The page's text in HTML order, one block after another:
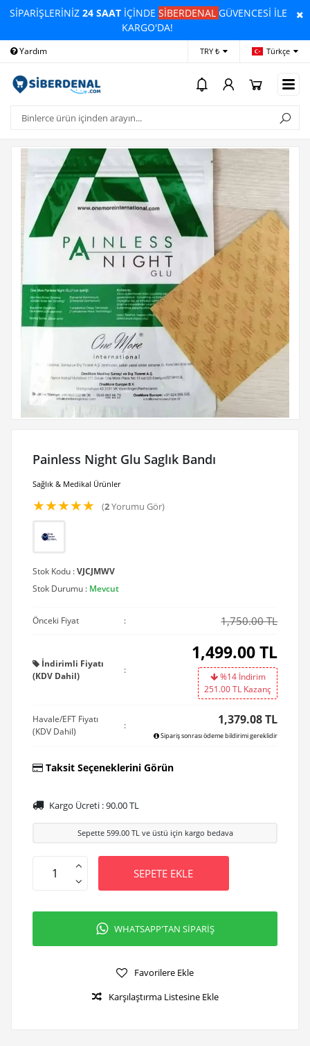
SİPARİŞLERİNİZ24 SAAT İÇİNDESİBERDENALGÜVENCESİ İLE
KARGO'DA!
Yardım Ödeme Bildirimi
TRY ₺ Türkçe
Painless Night Glu Saglık Bandı
Sağlık & Medikal Ürünler
★★★★★ (2Yorumu Gör)
Stok Kodu :VJCJMWV
Stok Durumu : Mevcut
Önceki Fiyat : 1,750.00 TL
İndirimli Fiyatı
(KDV Dahil)
:
1,499.00TL
%14 İndirim
251.00TL Kazanç
Havale/EFT Fiyatı
(KDV Dahil)
: 1,379.08 TL
Sipariş sonrası ödeme bildirimi gereklidir
Taksit Seçeneklerini Görün
Kargo Ücreti :90.00TL
Sepette 599.00TL ve üstü için kargo bedava
SEPETE EKLE
WHATSAPP'TAN SİPARİŞ
Favorilere Ekle
Karşılaştırma Listesine Ekle